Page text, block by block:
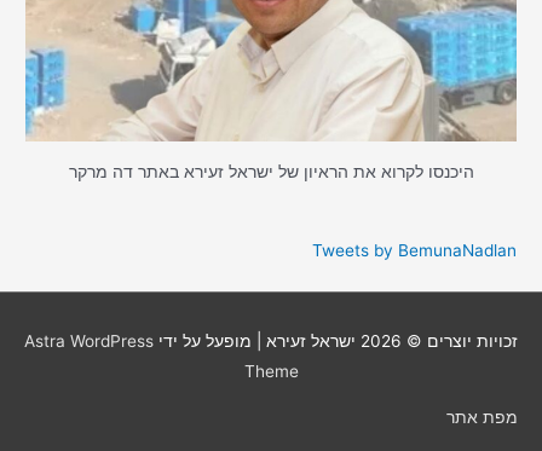
היכנסו לקרוא את הראיון של ישראל זעירא באתר דה מרקר
Tweets by BemunaNadlan
זכויות יוצרים © 2026 ישראל זעירא | מופעל על ידי Astra WordPress
Theme
מפת אתר